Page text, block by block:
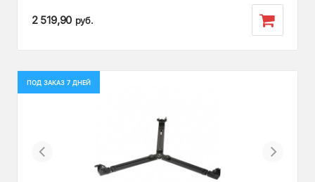
2 519,90 руб.
ПОД ЗАКАЗ 7 ДНЕЙ
Previous Next